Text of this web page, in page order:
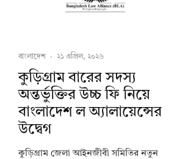
বাংলাদেশ · ২১ এপ্রিল, ২০২৬
কুড়িগ্রাম বারের সদস্য
অন্তর্ভুক্তির উচ্চ ফি নিয়ে
বাংলাদেশ ল অ্যালায়েন্সের
উদ্বেগ
কুড়িগ্রাম জেলা আইনজীবী সমিতির নতুন